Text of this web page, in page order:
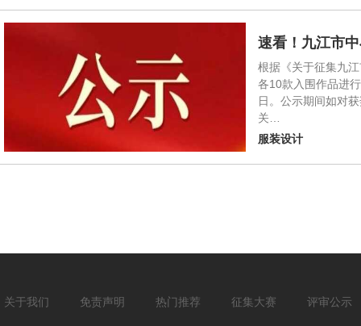
速看！九江市
根据《关于征集九
各10款入围作品进
日。公示期间如对
关…
服装设计
关于我们 免责声明 热门推荐 征集大赛 评审公示